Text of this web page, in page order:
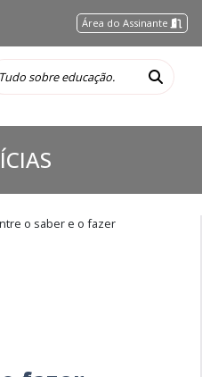
Área do Assinante
o saber e o fazer